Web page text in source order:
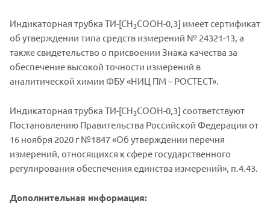
Индикаторная трубка ТИ-[СН3СООН-0,3] имеет сертификат
об утверждении типа средств измерений № 24321-13, а
также свидетельство о присвоении Знака качества за
обеспечение высокой точности измерений в
аналитической химии ФБУ «НИЦ ПМ – РОСТЕСТ».
Индикаторная трубка ТИ-[СН3СООН-0,3] соответствуют
Постановлению Правительства Российской Федерации от
16 ноября 2020 г №1847 «Об утверждении перечня
измерений, относящихся к сфере государственного
регулирования обеспечения единства измерений», п.4.43.
Дополнительная информация: